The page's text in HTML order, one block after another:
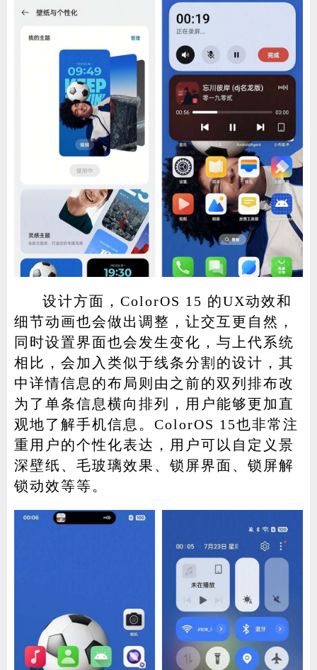
设计方面，ColorOS 15 的UX动效和
细节动画也会做出调整，让交互更自然，
同时设置界面也会发生变化，与上代系统
相比，会加入类似于线条分割的设计，其
中详情信息的布局则由之前的双列排布改
为了单条信息横向排列，用户能够更加直
观地了解手机信息。ColorOS 15也非常注
重用户的个性化表达，用户可以自定义景
深壁纸、毛玻璃效果、锁屏界面、锁屏解
锁动效等等。